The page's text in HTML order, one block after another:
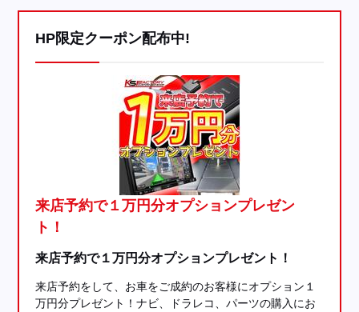
HP限定クーポン配布中!
来店予約で１万円分オプションプレゼン
ト！
来店予約で１万円分オプションプレゼント！
来店予約をして、お車をご成約のお客様にオプション１
万円分プレゼント！ナビ、ドラレコ、パーツの購入にお